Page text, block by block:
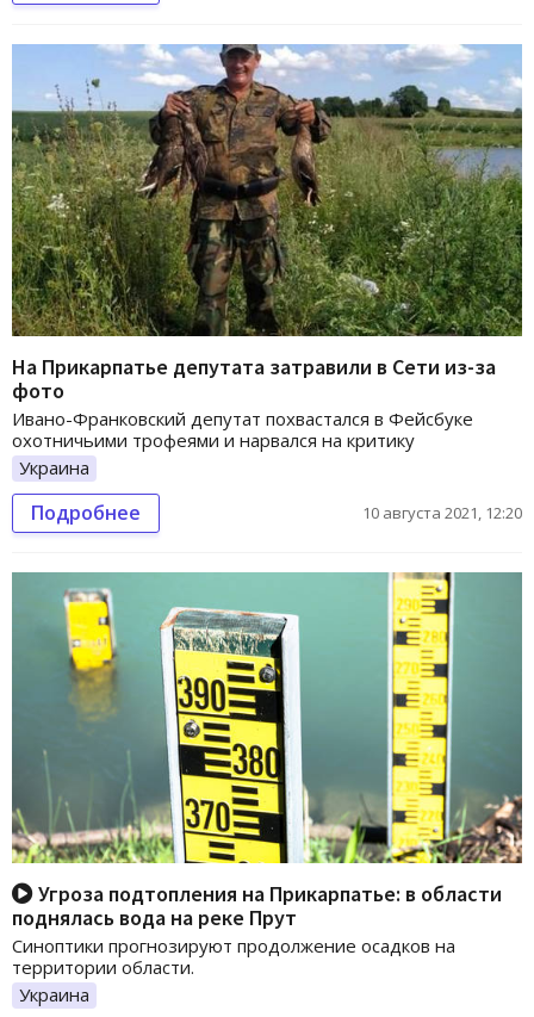
На Прикарпатье депутата затравили в Сети из-за
фото
Ивано-Франковский депутат похвастался в Фейсбуке
охотничьими трофеями и нарвался на критику
Украина
Подробнее 10 августа 2021, 12:20
Угроза подтопления на Прикарпатье: в области
поднялась вода на реке Прут
Синоптики прогнозируют продолжение осадков на
территории области.
Украина